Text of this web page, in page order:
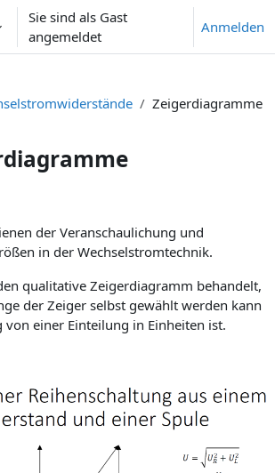
umschalten
Sie sind als Gast
angemeldet
Anmelden
Zeigerdiagramme
der Veranschaulichung und
in der Wechselstromtechnik.
qualitative Zeigerdiagramm behandelt,
der Zeiger selbst gewählt werden kann
einer Einteilung in Einheiten ist.